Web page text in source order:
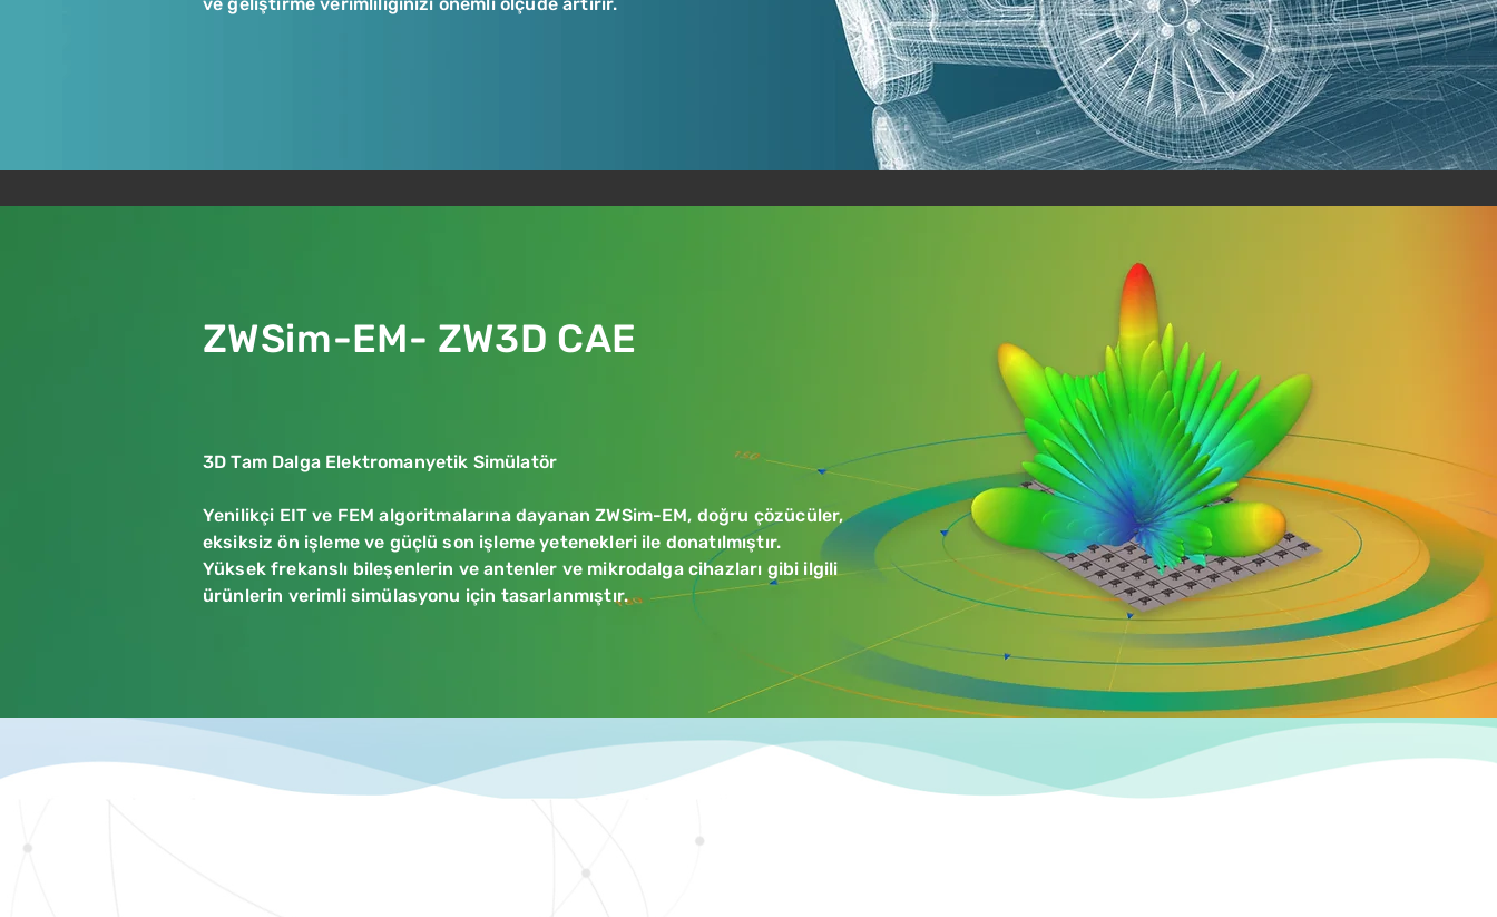
ZWSim-EM- ZW3D CAE
3D Tam Dalga Elektromanyetik Simülatör
Yenilikçi EIT ve FEM algoritmalarına dayanan ZWSim-EM, doğru çözücüler,
eksiksiz ön işleme ve güçlü son işleme yetenekleri ile donatılmıştır.
Yüksek frekanslı bileşenlerin ve antenler ve mikrodalga cihazları gibi ilgili
ürünlerin verimli simülasyonu için tasarlanmıştır.